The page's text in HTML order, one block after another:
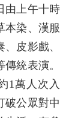
由上午十時
本染、漢服
皮影戲、
統表演。
1萬人次入
破公眾對中